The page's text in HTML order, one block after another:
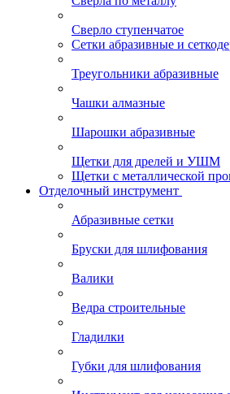
Сверло ступенчатое
Сетки абразивные и
Треугольники абразивные
Чашки алмазные
Шарошки абразивные
Щетки для дрелей и УШМ
Щетки с металлической
Отделочный инструмент
Абразивные сетки
Бруски для шлифования
Валики
Ведра строительные
Гладилки
Губки для шлифования